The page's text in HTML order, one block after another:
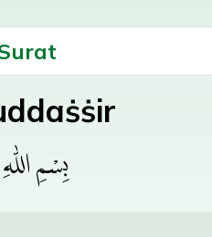
بِسْمِ